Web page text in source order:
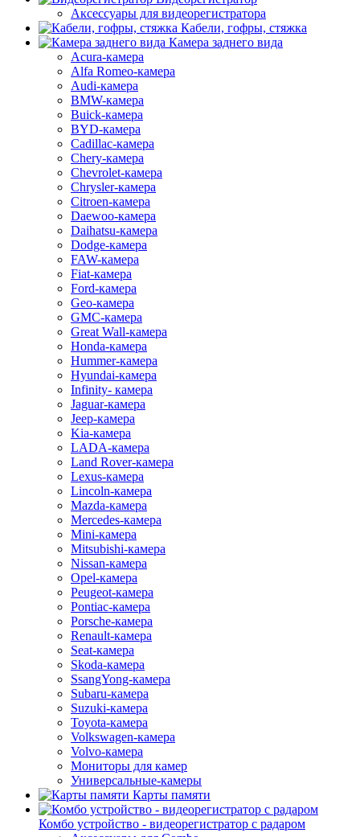
Аксессуары для видеорегистратора
Кабели, гофры, стяжка
Камера заднего вида
Acura-камера
Alfa Romeo-камера
Audi-камера
BMW-камера
Buick-камера
BYD-камера
Cadillac-камера
Chery-камера
Chevrolet-камера
Chrysler-камера
Citroen-камера
Daewoo-камера
Daihatsu-камера
Dodge-камера
FAW-камера
Fiat-камера
Ford-камера
Geo-камера
GMC-камера
Great Wall-камера
Honda-камера
Hummer-камера
Hyundai-камера
Infinity- камера
Jaguar-камера
Jeep-камера
Kia-камера
LADA-камера
Land Rover-камера
Lexus-камера
Lincoln-камера
Mazda-камера
Mercedes-камера
Mini-камера
Mitsubishi-камера
Nissan-камера
Opel-камера
Peugeot-камера
Pontiac-камера
Porsche-камера
Renault-камера
Seat-камера
Skoda-камера
SsangYong-камера
Subaru-камера
Suzuki-камера
Toyota-камера
Volkswagen-камера
Volvo-камера
Мониторы для камер
Универсальные-камеры
Карты памяти
Комбо устройство - видеорегистратор с радаром